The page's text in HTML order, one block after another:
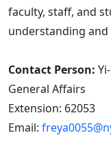
faculty, staff, and
understanding
Contact Person:
General Affairs
Extension: 62053
Email: